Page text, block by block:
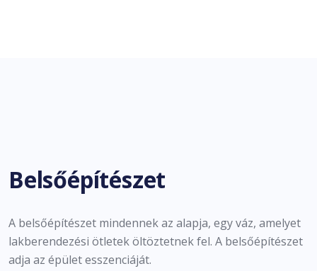
Belsőépítészet
A belsőépítészet mindennek az alapja, egy váz, amelyet
lakberendezési ötletek öltöztetnek fel. A belsőépítészet
adja az épület esszenciáját.